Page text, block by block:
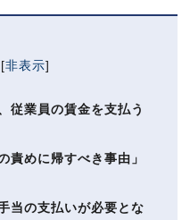
[非表示]
従業員の賃金を支払う
責めに帰すべき事由」
当の支払いが必要とな